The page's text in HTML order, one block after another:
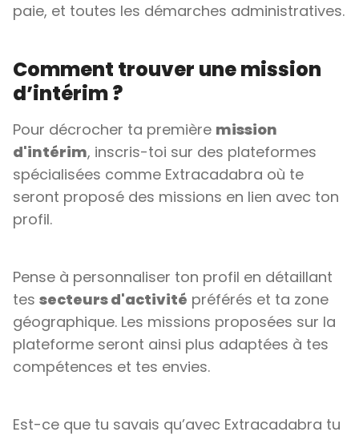
paie, et toutes les démarches administratives.
Comment trouver une mission
d’intérim ?
Pour décrocher ta première mission
d'intérim, inscris-toi sur des plateformes
spécialisées comme Extracadabra où te
seront proposé des missions en lien avec ton
profil.
Pense à personnaliser ton profil en détaillant
tes secteurs d'activité préférés et ta zone
géographique. Les missions proposées sur la
plateforme seront ainsi plus adaptées à tes
compétences et tes envies.
Est-ce que tu savais qu’avec Extracadabra tu